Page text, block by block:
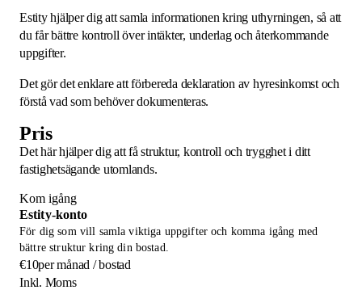
Estity hjälper dig att samla informationen kring uthyrningen, så att
du får bättre kontroll över intäkter, underlag och återkommande
uppgifter.
Det gör det enklare att förbereda deklaration av hyresinkomst och
förstå vad som behöver dokumenteras.
Pris
Det här hjälper dig att få struktur, kontroll och trygghet i ditt
fastighetsägande utomlands.
Kom igång
Estity-konto
För dig som vill samla viktiga uppgifter och komma igång med
bättre struktur kring din bostad.
€10per månad / bostad
Inkl. Moms